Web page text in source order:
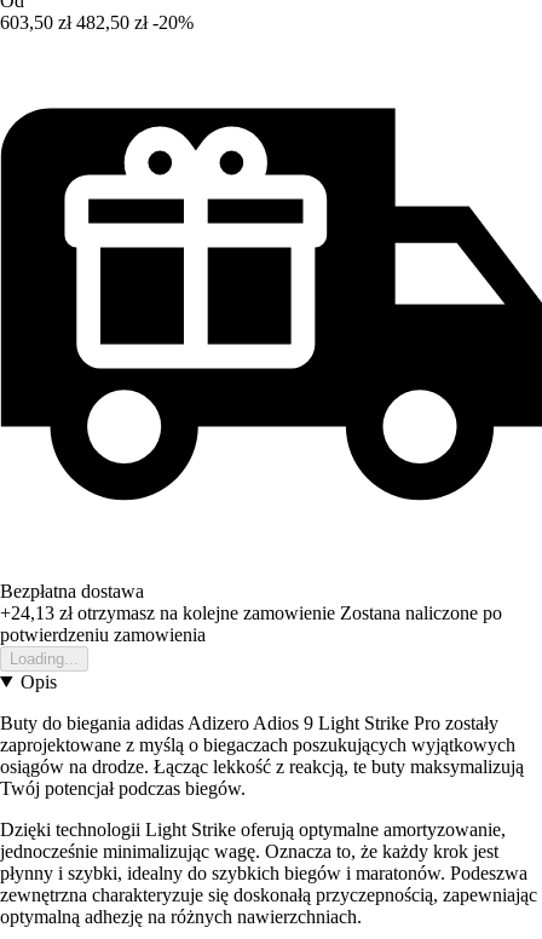
603,50 zł 482,50 zł -20%
Bezpłatna dostawa
+24,13 złotrzymasz na kolejne zamowienie Zostana naliczone po
potwierdzeniu zamowienia
Loading...
Opis
Buty do biegania adidas Adizero Adios 9 Light Strike Pro zostały
zaprojektowane z myślą o biegaczach poszukujących wyjątkowych
osiągów na drodze. Łącząc lekkość z reakcją, te buty maksymalizują
Twój potencjał podczas biegów.
Dzięki technologii Light Strike oferują optymalne amortyzowanie,
jednocześnie minimalizując wagę. Oznacza to, że każdy krok jest
płynny i szybki, idealny do szybkich biegów i maratonów. Podeszwa
zewnętrzna charakteryzuje się doskonałą przyczepnością, zapewniając
optymalną adhezję na różnych nawierzchniach.